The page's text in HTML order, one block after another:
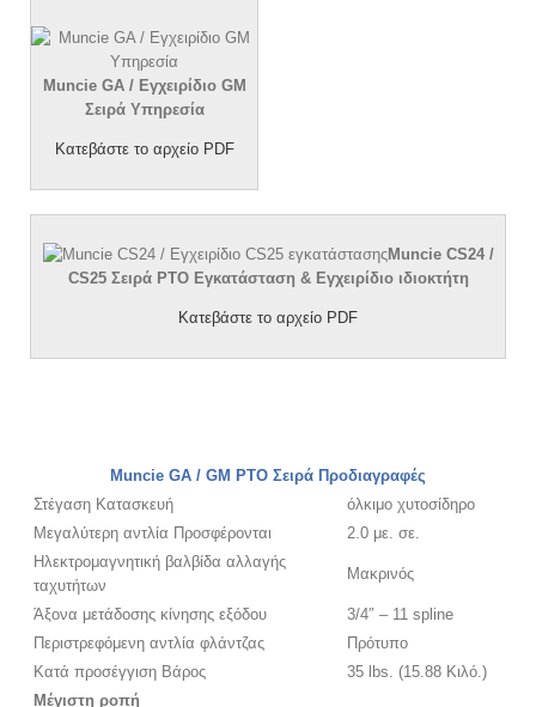
Muncie GA / Εγχειρίδιο GM
Σειρά Υπηρεσία
Κατεβάστε το αρχείο PDF
Muncie CS24 /
CS25 Σειρά PTO Εγκατάσταση & Εγχειρίδιο ιδιοκτήτη
Κατεβάστε το αρχείο PDF
Muncie GA / GM PTO Σειρά Προδιαγραφές
Στέγαση Κατασκευή
όλκιμο χυτοσίδηρο
Μεγαλύτερη αντλία Προσφέρονται
2.0 με. σε.
Ηλεκτρομαγνητική βαλβίδα αλλαγής
ταχυτήτων
Μακρινός
Άξονα μετάδοσης κίνησης εξόδου
3/4″ – 11 spline
Περιστρεφόμενη αντλία φλάντζας
Πρότυπο
Κατά προσέγγιση Βάρος
35 lbs. (15.88 Κιλό.)
Μέγιστη ροπή